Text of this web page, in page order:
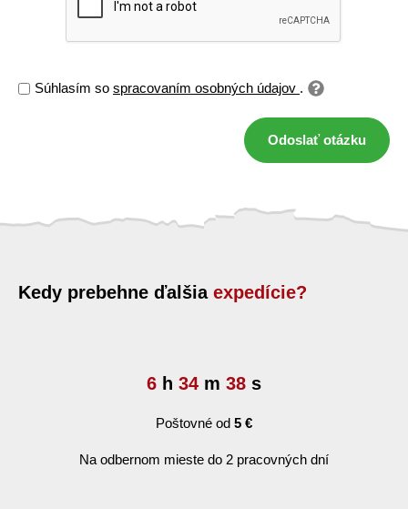
Súhlasím so spracovaním osobných údajov .
Odoslať otázku
Kedy prebehne ďalšia expedície?
6 h 34 m 38 s
Poštovné od 5 €
Na odbernom mieste do 2 pracovných dní